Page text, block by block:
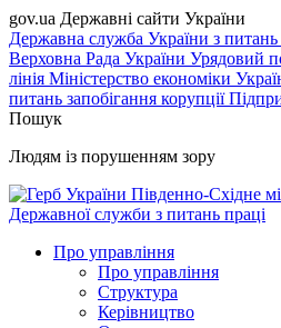
gov.ua Державні сайти України
Державна служба України з питань
Верховна Рада України Урядовий
лінія Міністерство економіки
питань запобігання корупції
Пошук
Людям із порушенням зору
Південно-Східне
Державної служби з питань праці
Про управління
Про управління
Структура
Керівництво